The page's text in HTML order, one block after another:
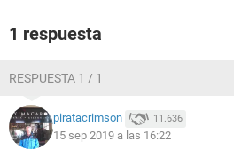
1 respuesta
RESPUESTA 1 / 1
piratacrimson 11.636
15 sep 2019 a las 16:22